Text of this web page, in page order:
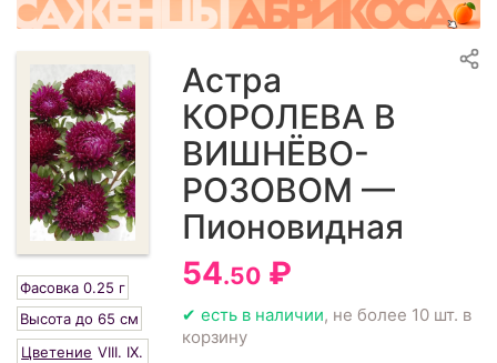
Фасовка 0.25 г
Высота до 65 см
Цветение VIII. IX.
Астра
КОРОЛЕВА В
ВИШНЁВО-
РОЗОВОМ —
Пионовидная
54.50 ₽
✔ есть в наличии, не более 10 шт. в
корзину